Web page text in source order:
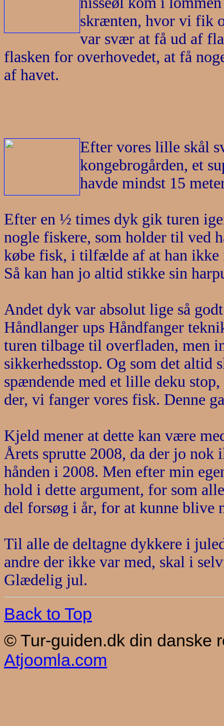
skrænten, hvor vi fik
var svær at få ud af
flasken for overhovedet, at få
af havet.
Efter vores lille skål
kongebrogården, et
havde mindst 15
Efter en ½ times dyk gik turen
nogle fiskere, som holder til ved
købe fisk, i tilfælde af at han ikke
Så kan han jo altid stikke sin
Andet dyk var absolut lige så
Håndlanger ups Håndfanger
turen tilbage til overfladen, men
sikkerhedsstop. Og som det
spændende med et lille deku
der, vi fanger vores fisk. Denne
Kjeld mener at dette kan være
Årets sprutte 2008, da der jo nok
hånden i 2008. Men efter min
hold i dette argument, for som
del forsøg i år, for at kunne blive
Til alle de deltagne dykkere i
andre der ikke var med, skal i
Glædelig jul.
Back to Top
© Tur-guiden.dk din danske
Atjoomla.com